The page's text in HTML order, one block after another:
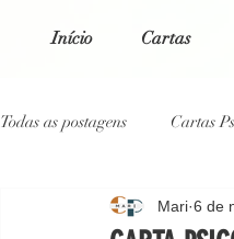
Início Cartas
Todas as postagens Cartas
Cartas Psicografadas 2023
Mari 6 de